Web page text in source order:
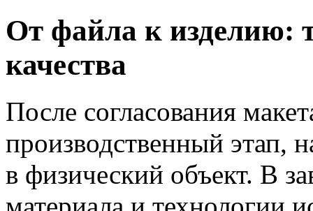
От файла к изделию:
качества
После согласования
производственный этап,
в физический объект. В